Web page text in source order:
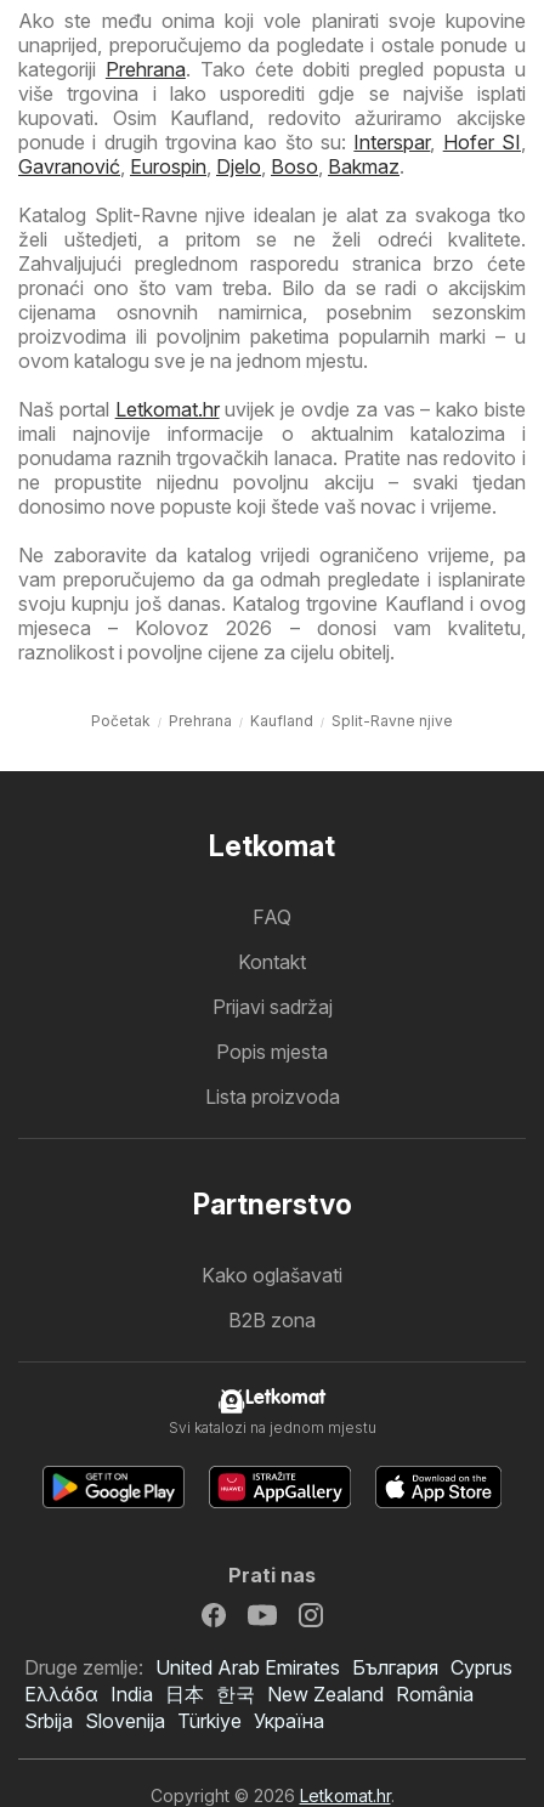
Ako ste među onima koji vole planirati svoje kupovine
unaprijed, preporučujemo da pogledate i ostale ponude u
kategoriji Prehrana. Tako ćete dobiti pregled popusta u
više trgovina i lako usporediti gdje se najviše isplati
kupovati. Osim Kaufland, redovito ažuriramo akcijske
ponude i drugih trgovina kao što su: Interspar, Hofer SI,
Gavranović, Eurospin, Djelo, Boso, Bakmaz.
Katalog Split-Ravne njive idealan je alat za svakoga tko
želi uštedjeti, a pritom se ne želi odreći kvalitete.
Zahvaljujući preglednom rasporedu stranica brzo ćete
pronaći ono što vam treba. Bilo da se radi o akcijskim
cijenama osnovnih namirnica, posebnim sezonskim
proizvodima ili povoljnim paketima popularnih marki – u
ovom katalogu sve je na jednom mjestu.
Naš portal Letkomat.hruvijek je ovdje za vas – kako biste
imali najnovije informacije o aktualnim katalozima i
ponudama raznih trgovačkih lanaca. Pratite nas redovito i
ne propustite nijednu povoljnu akciju – svaki tjedan
donosimo nove popuste koji štede vaš novac i vrijeme.
Ne zaboravite da katalog vrijedi ograničeno vrijeme, pa
vam preporučujemo da ga odmah pregledate i isplanirate
svoju kupnju još danas. Katalog trgovine Kaufland i ovog
mjeseca – Kolovoz 2026 – donosi vam kvalitetu,
raznolikost i povoljne cijene za cijelu obitelj.
Početak Prehrana Kaufland Split-Ravne njive
Letkomat
FAQ
Kontakt
Prijavi sadržaj
Popis mjesta
Lista proizvoda
Partnerstvo
Kako oglašavati
B2B zona
Letkomat
Svi katalozi na jednom mjestu
Prati nas
Druge zemlje: United Arab Emirates България Cyprus
Ελλάδα India 日本 한국 New Zealand România
Srbija Slovenija Türkiye Україна
Copyright © 2026 Letkomat.hr.